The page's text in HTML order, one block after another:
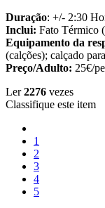
Duração: +/- 2:30
Inclui: Fato Térmico
Equipamento da
(calções); calçado
Preço/Adulto: 25€/
Ler2276 vezes
Classifique este item
1
2
3
4
5